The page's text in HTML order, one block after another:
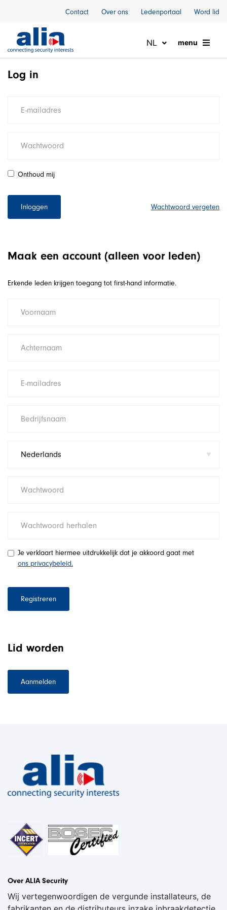
menu
NL
Contact Over ons Ledenportaal Word lid
Log in
Onthoud mij
Inloggen Wachtwoord vergeten
Maak een account (alleen voor leden)
Erkende leden krijgen toegang tot first-hand informatie.
Je verklaart hiermee uitdrukkelijk dat je akkoord gaat met
ons privacybeleid.
Registreren
Lid worden
Aanmelden
Over ALIA Security
Wij vertegenwoordigen de vergunde installateurs, de